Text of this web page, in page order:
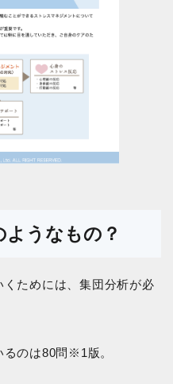
うなもの？
ためには、集団分析が必
のは80問※1版。